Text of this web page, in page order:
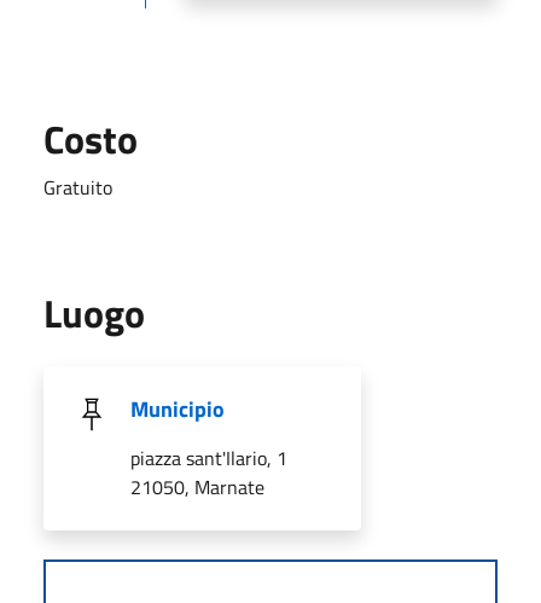
Costo
Gratuito
Luogo
Municipio
piazza sant'Ilario, 1
21050, Marnate